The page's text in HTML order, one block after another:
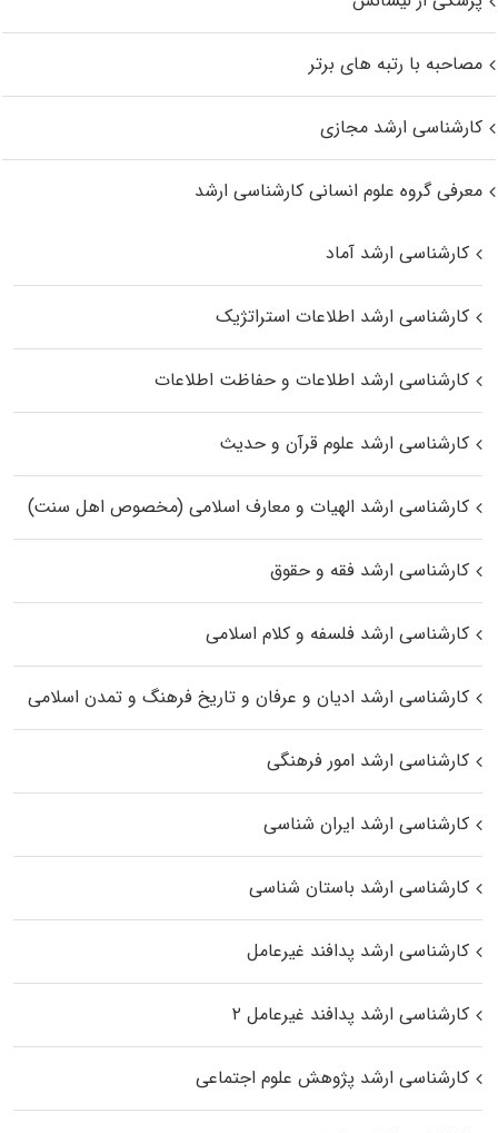
مصاحبه با رتبه های برتر
کارشناسی ارشد مجازی
معرفی گروه علوم انسانی کارشناسی ارشد
کارشناسی ارشد آماد
کارشناسی ارشد اطلاعات استراتژیک
کارشناسی ارشد اطلاعات و حفاظت اطلاعات
کارشناسی ارشد علوم قرآن و حدیث
کارشناسی ارشد الهیات و معارف اسلامی (مخصوص اهل سنت)
کارشناسی ارشد فقه و حقوق
کارشناسی ارشد فلسفه و کلام اسلامی
کارشناسی ارشد ادیان و عرفان و تاریخ فرهنگ و تمدن اسلامی
کارشناسی ارشد امور فرهنگی
کارشناسی ارشد ایران شناسی
کارشناسی ارشد باستان شناسی
کارشناسی ارشد پدافند غیرعامل
کارشناسی ارشد پدافند غیرعامل ۲
کارشناسی ارشد پژوهش علوم اجتماعی